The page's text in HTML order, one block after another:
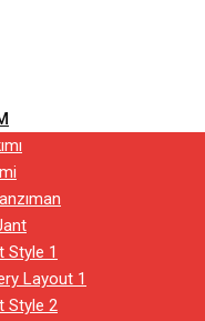
Style 1
Layout 1
Style 2